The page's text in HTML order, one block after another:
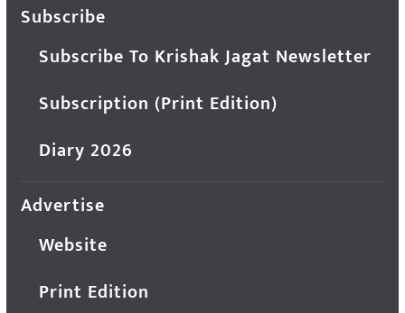
Subscribe
Subscribe To Krishak Jagat Newsletter
Subscription (Print Edition)
Diary 2026
Advertise
Website
Print Edition